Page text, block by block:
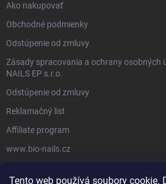
Tento web používá soubory cookie.
Ako nakupovať
Obchodné podmienky
Odstúpenie od zmluvy
Zásady spracovania a ochrany osobných
NAILS EP s.r.o.
Odstúpenie od zmluvy
Reklamačný list
Affiliate program
www.bio-nails.cz